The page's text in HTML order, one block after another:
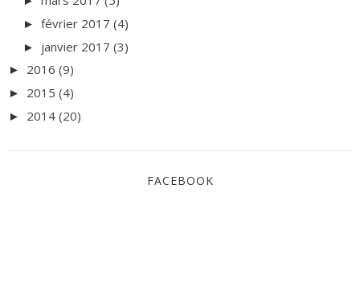
► février 2017 (4)
► janvier 2017 (3)
► 2016 (9)
► 2015 (4)
► 2014 (20)
FACEBOOK